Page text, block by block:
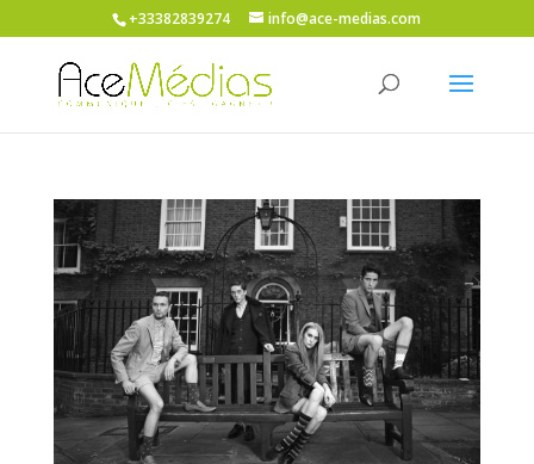
+33382839274 info@ace-medias.com